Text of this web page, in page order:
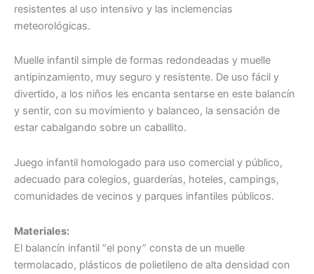
resistentes al uso intensivo y las inclemencias
meteorológicas.
Muelle infantil simple de formas redondeadas y muelle
antipinzamiento, muy seguro y resistente. De uso fácil y
divertido, a los niños les encanta sentarse en este balancín
y sentir, con su movimiento y balanceo, la sensación de
estar cabalgando sobre un caballito.
Juego infantil homologado para uso comercial y público,
adecuado para colegios, guarderías, hoteles, campings,
comunidades de vecinos y parques infantiles públicos.
Materiales:
El balancín infantil “el pony” consta de un muelle
termolacado, plásticos de polietileno de alta densidad con